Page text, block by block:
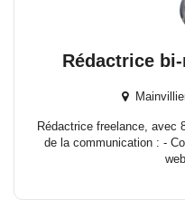
Rédactrice
Rédactrice freelance, avec
de la communication : -